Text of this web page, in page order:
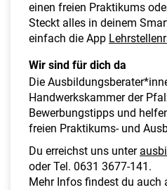
einen freien Praktikums
Steckt alles in deinem
einfach die App
Wir sind für dich da
Die
Handwerkskammer der
Bewerbungstipps und
freien Praktikums- und
Du erreichst uns unter
oder Tel. 0631 3677-141.
Mehr Infos findest du auch